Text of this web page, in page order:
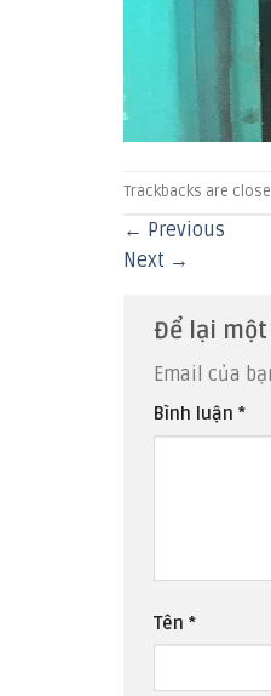
Trackbacks are
← Previous
Next →
Để lại
Email của
Bình luận *
Tên *